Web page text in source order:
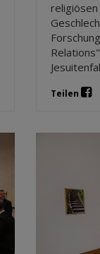
Teilen